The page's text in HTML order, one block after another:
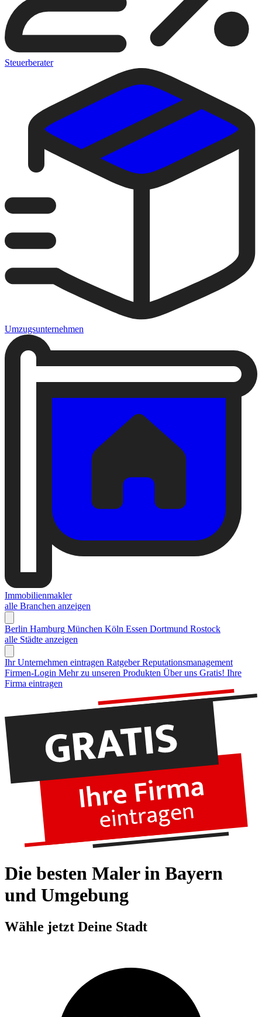
Steuerberater
Umzugsunternehmen
Immobilienmakler
alle Branchen anzeigen
Berlin Hamburg München Köln Essen Dortmund Rostock
alle Städte anzeigen
Ihr Unternehmen eintragen Ratgeber Reputationsmanagement
Firmen-Login Mehr zu unseren Produkten Über uns Gratis! Ihre
Firma eintragen
Die besten Maler in Bayern
und Umgebung
Wähle jetzt Deine Stadt